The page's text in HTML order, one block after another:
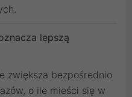
lepszą
zwiększa bezpośrednio
o ile mieści się w